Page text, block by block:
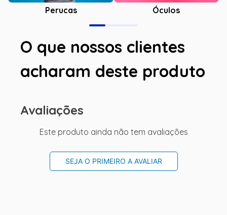
Perucas Óculos
O que nossos clientes
acharam deste produto
Avaliações
Este produto ainda não tem avaliações
SEJA O PRIMEIRO A AVALIAR